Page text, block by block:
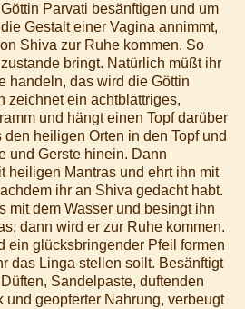
Parvati besänftigen und um
Gestalt einer Vagina annimmt,
Shiva zur Ruhe kommen. So
bringt. Natürlich müßt ihr
handeln, das wird die Göttin
zeichnet ein achtblättriges,
und hängt einen Topf darüber
heiligen Orten in den Topf und
und Gerste hinein. Dann
heiligen Mantras und ehrt ihn mit
ihr an Shiva gedacht habt.
mit dem Wasser und besingt ihn
dann wird er zur Ruhe kommen.
ein glücksbringender Pfeil formen
das Linga stellen sollt. Besänftigt
Sandelpaste, duftenden
und geopferter Nahrung, verbeugt